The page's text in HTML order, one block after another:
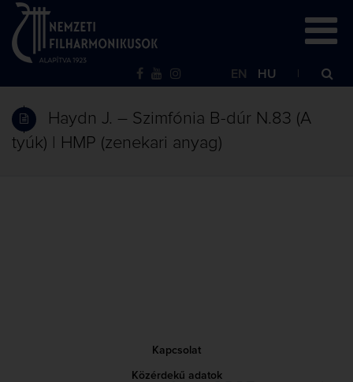
EN HU
Haydn J. – Szimfónia B-dúr N.83 (A
tyúk) | HMP (zenekari anyag)
Kapcsolat
Közérdekű adatok